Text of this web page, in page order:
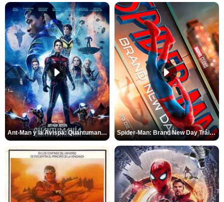
Ant-Man y la Avispa: Quantumanía Tráiler (2) Spider-Man: Brand New Day Tráiler (3)